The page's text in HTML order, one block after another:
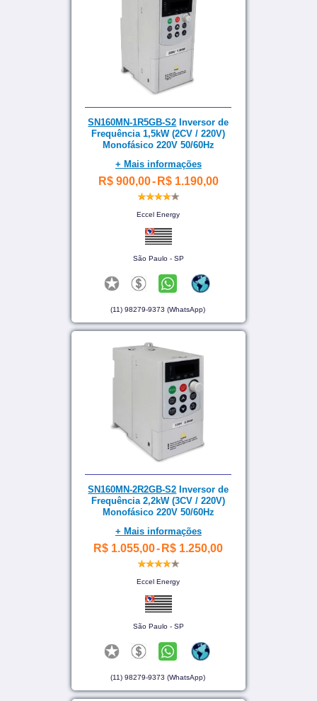
SN160MN-1R5GB-S2 Inversor de
Frequência 1,5kW (2CV / 220V)
Monofásico 220V 50/60Hz
+ Mais informações
R$ 900,00- R$ 1.190,00
Eccel Energy
São Paulo - SP
(11) 98279-9373 (WhatsApp)
SN160MN-2R2GB-S2 Inversor de
Frequência 2,2kW (3CV / 220V)
Monofásico 220V 50/60Hz
+ Mais informações
R$ 1.055,00- R$ 1.250,00
Eccel Energy
São Paulo - SP
(11) 98279-9373 (WhatsApp)